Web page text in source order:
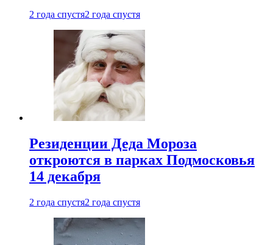
2 года спустя2 года спустя
Резиденции Деда Мороза
откроются в парках Подмосковья
14 декабря
2 года спустя2 года спустя